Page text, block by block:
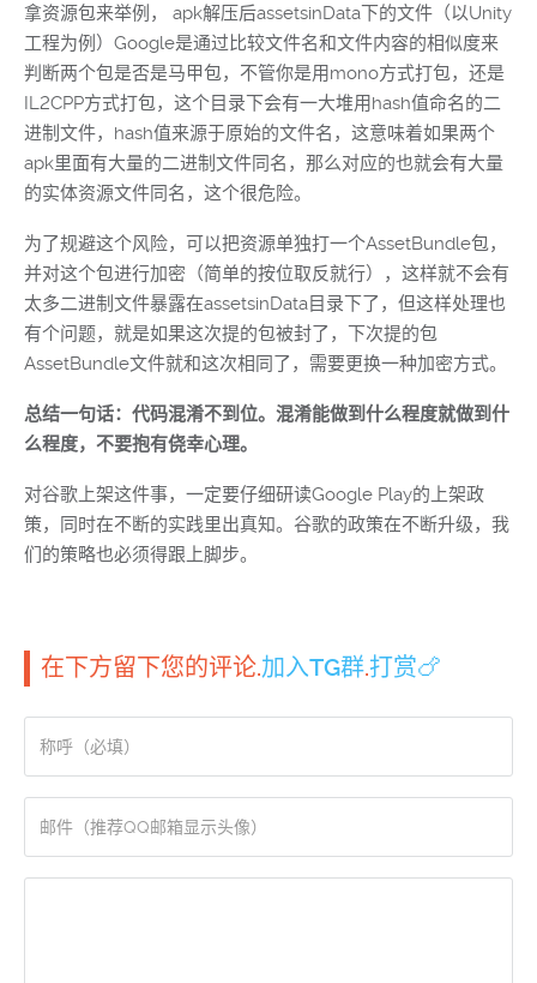
拿资源包来举例， apk解压后assetsinData下的文件（以Unity
工程为例）Google是通过比较文件名和文件内容的相似度来
判断两个包是否是马甲包，不管你是用mono方式打包，还是
IL2CPP方式打包，这个目录下会有一大堆用hash值命名的二
进制文件，hash值来源于原始的文件名，这意味着如果两个
apk里面有大量的二进制文件同名，那么对应的也就会有大量
的实体资源文件同名，这个很危险。
为了规避这个风险，可以把资源单独打一个AssetBundle包，
并对这个包进行加密（简单的按位取反就行），这样就不会有
太多二进制文件暴露在assetsinData目录下了，但这样处理也
有个问题，就是如果这次提的包被封了，下次提的包
AssetBundle文件就和这次相同了，需要更换一种加密方式。
总结一句话：代码混淆不到位。混淆能做到什么程度就做到什
么程度，不要抱有侥幸心理。
对谷歌上架这件事，一定要仔细研读Google Play的上架政
策，同时在不断的实践里出真知。谷歌的政策在不断升级，我
们的策略也必须得跟上脚步。
在下方留下您的评论.加入TG群.打赏🍗